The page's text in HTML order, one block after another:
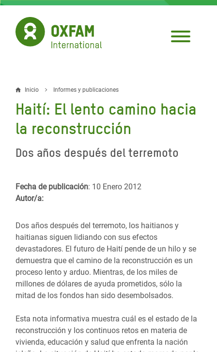
Pasar
contenido
principal
Sobrescribir
enlaces
de
ayuda
la
navegación
Inicio Informes y publicaciones
Haití: El lento camino hacia
la reconstrucción
Dos años después del terremoto
Fecha de publicación: 10 Enero 2012
Autor/a:
Dos años después del terremoto, los haitianos y
haitianas siguen lidiando con sus efectos
devastadores. El futuro de Haití pende de un hilo y se
demuestra que el camino de la reconstrucción es un
proceso lento y arduo. Mientras, de los miles de
millones de dólares de ayuda prometidos, sólo la
mitad de los fondos han sido desembolsados.
Esta nota informativa muestra cuál es el estado de la
reconstrucción y los continuos retos en materia de
vivienda, educación y salud que enfrenta la nación